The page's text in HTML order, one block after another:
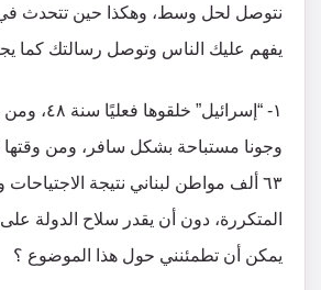
نتوصل لحل وسط، وهكذا حين
يفهم عليك الناس وتوصل رسالتك كما
١- “إسرائيل”
وجونا مستباحة بشكل سافر، ومن
٦٣ ألف مواطن لبناني نتيجة الاجتياحات
المتكررة، دون أن يقدر سلاح الدولة
يمكن أن تطمئنني حول هذا الموضوع ؟